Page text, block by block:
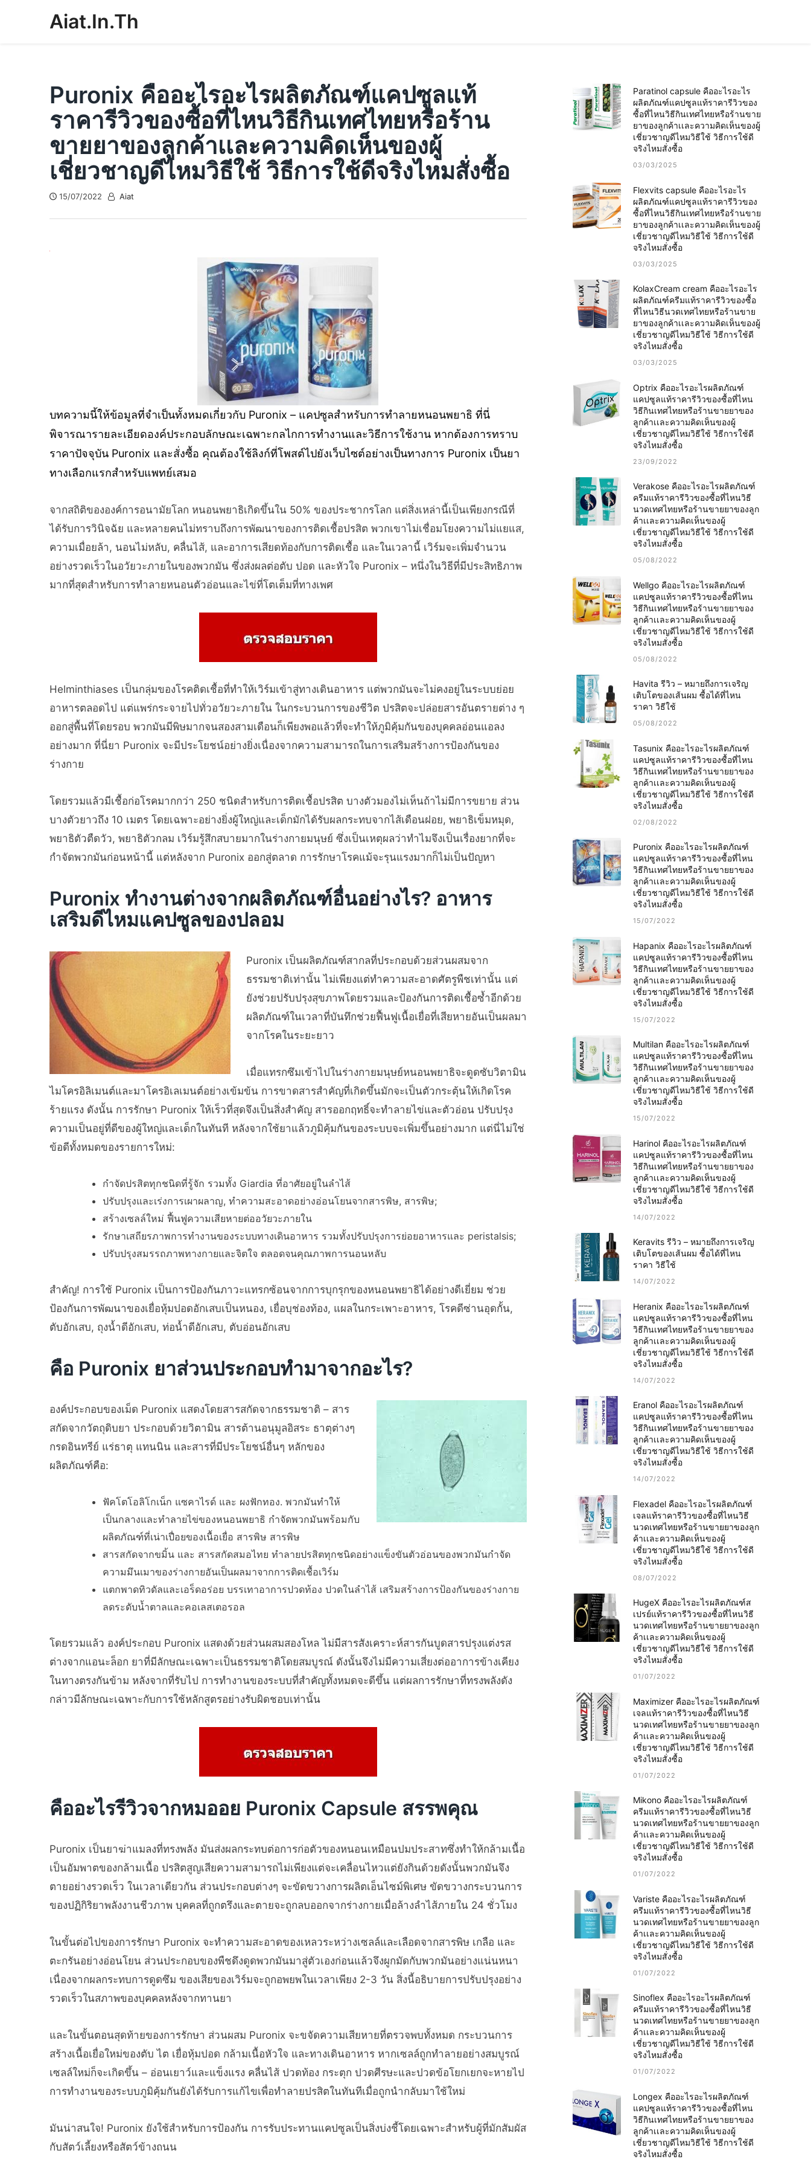
Aiat.in.th
Puronix คืออะไรอะไรผลิตภัณฑ์แคปซูลแท้
ราคารีวิวของซื้อที่ไหนวิธีกินเทศไทยหรือร้าน
ขายยาของลูกค้าเเละความคิดเห็นของผู้
เชี่ยวชาญดีไหมวิธีใช้ วิธีการใช้ดีจริงไหมสั่งซื้อ
15/07/2022 Aiat
บทความนี้ให้ข้อมูลที่จำเป็นทั้งหมดเกี่ยวกับ Puronix – แคปซูลสำหรับการทำลายหนอนพยาธิ ที่นี่
พิจารณารายละเอียดองค์ประกอบลักษณะเฉพาะกลไกการทำงานและวิธีการใช้งาน หากต้องการทราบ
ราคาปัจจุบัน Puronix และสั่งซื้อ คุณต้องใช้ลิงก์ที่โพสต์ไปยังเว็บไซต์อย่างเป็นทางการ Puronix เป็นยา
ทางเลือกแรกสำหรับแพทย์เสมอ
จากสถิติขององค์การอนามัยโลก หนอนพยาธิเกิดขึ้นใน 50% ของประชากรโลก แต่สิ่งเหล่านี้เป็นเพียงกรณีที่
ได้รับการวินิจฉัย และหลายคนไม่ทราบถึงการพัฒนาของการติดเชื้อปรสิต พวกเขาไม่เชื่อมโยงความไม่แยแส,
ความเมื่อยล้า, นอนไม่หลับ, คลื่นไส้, และอาการเสียดท้องกับการติดเชื้อ และในเวลานี้ เวิร์มจะเพิ่มจำนวน
อย่างรวดเร็วในอวัยวะภายในของพวกมัน ซึ่งส่งผลต่อตับ ปอด และหัวใจ Puronix – หนึ่งในวิธีที่มีประสิทธิภาพ
มากที่สุดสำหรับการทำลายหนอนตัวอ่อนและไข่ที่โตเต็มที่ทางเพศ
Helminthiases เป็นกลุ่มของโรคติดเชื้อที่ทำให้เวิร์มเข้าสู่ทางเดินอาหาร แต่พวกมันจะไม่คงอยู่ในระบบย่อย
อาหารตลอดไป แต่แพร่กระจายไปทั่วอวัยวะภายใน ในกระบวนการของชีวิต ปรสิตจะปล่อยสารอันตรายต่าง ๆ
ออกสู่พื้นที่โดยรอบ พวกมันมีพิษมากจนสองสามเดือนก็เพียงพอแล้วที่จะทำให้ภูมิคุ้มกันของบุคคลอ่อนแอลง
อย่างมาก ที่นี่ยา Puronix จะมีประโยชน์อย่างยิ่งเนื่องจากความสามารถในการเสริมสร้างการป้องกันของ
ร่างกาย
โดยรวมแล้วมีเชื้อก่อโรคมากกว่า 250 ชนิดสำหรับการติดเชื้อปรสิต บางตัวมองไม่เห็นถ้าไม่มีการขยาย ส่วน
บางตัวยาวถึง 10 เมตร โดยเฉพาะอย่างยิ่งผู้ใหญ่และเด็กมักได้รับผลกระทบจากไส้เดือนฝอย, พยาธิเข็มหมุด,
พยาธิตัวตืดวัว, พยาธิตัวกลม เวิร์มรู้สึกสบายมากในร่างกายมนุษย์ ซึ่งเป็นเหตุผลว่าทำไมจึงเป็นเรื่องยากที่จะ
กำจัดพวกมันก่อนหน้านี้ แต่หลังจาก Puronix ออกสู่ตลาด การรักษาโรคแม้จะรุนแรงมากก็ไม่เป็นปัญหา
Puronix ทำงานต่างจากผลิตภัณฑ์อื่นอย่างไร? อาหาร
เสริมดีไหมแคปซูลของปลอม
Puronix เป็นผลิตภัณฑ์สากลที่ประกอบด้วยส่วนผสมจาก
ธรรมชาติเท่านั้น ไม่เพียงแต่ทำความสะอาดศัตรูพืชเท่านั้น แต่
ยังช่วยปรับปรุงสุขภาพโดยรวมและป้องกันการติดเชื้อซ้ำอีกด้วย
ผลิตภัณฑ์ในเวลาที่บันทึกช่วยฟื้นฟูเนื้อเยื่อที่เสียหายอันเป็นผลมา
จากโรคในระยะยาว
เมื่อแทรกซึมเข้าไปในร่างกายมนุษย์หนอนพยาธิจะดูดซับวิตามิน
ไมโครอิลิเมนต์และมาโครอิเลเมนต์อย่างเข้มข้น การขาดสารสำคัญที่เกิดขึ้นมักจะเป็นตัวกระตุ้นให้เกิดโรค
ร้ายแรง ดังนั้น การรักษา Puronix ให้เร็วที่สุดจึงเป็นสิ่งสำคัญ สารออกฤทธิ์จะทำลายไข่และตัวอ่อน ปรับปรุง
ความเป็นอยู่ที่ดีของผู้ใหญ่และเด็กในทันที หลังจากใช้ยาแล้วภูมิคุ้มกันของระบบจะเพิ่มขึ้นอย่างมาก แต่นี่ไม่ใช่
ข้อดีทั้งหมดของรายการใหม่:
กำจัดปรสิตทุกชนิดที่รู้จัก รวมทั้ง Giardia ที่อาศัยอยู่ในลำไส้
ปรับปรุงและเร่งการเผาผลาญ, ทำความสะอาดอย่างอ่อนโยนจากสารพิษ, สารพิษ;
สร้างเซลล์ใหม่ ฟื้นฟูความเสียหายต่ออวัยวะภายใน
รักษาเสถียรภาพการทำงานของระบบทางเดินอาหาร รวมทั้งปรับปรุงการย่อยอาหารและ peristalsis;
ปรับปรุงสมรรถภาพทางกายและจิตใจ ตลอดจนคุณภาพการนอนหลับ
สำคัญ! การใช้ Puronix เป็นการป้องกันภาวะแทรกซ้อนจากการบุกรุกของหนอนพยาธิได้อย่างดีเยี่ยม ช่วย
ป้องกันการพัฒนาของเยื่อหุ้มปอดอักเสบเป็นหนอง, เยื่อบุช่องท้อง, แผลในกระเพาะอาหาร, โรคดีซ่านอุดกั้น,
ตับอักเสบ, ถุงน้ำดีอักเสบ, ท่อน้ำดีอักเสบ, ตับอ่อนอักเสบ
คือ Puronix ยาส่วนประกอบทำมาจากอะไร?
องค์ประกอบของเม็ด Puronix แสดงโดยสารสกัดจากธรรมชาติ – สาร
สกัดจากวัตถุดิบยา ประกอบด้วยวิตามิน สารต้านอนุมูลอิสระ ธาตุต่างๆ
กรดอินทรีย์ แร่ธาตุ แทนนิน และสารที่มีประโยชน์อื่นๆ หลักของ
ผลิตภัณฑ์คือ:
ฟัคโตโอลิโกเน็ก แซคาไรด์ และ ผงฟักทอง. พวกมันทำให้
เป็นกลางและทำลายไข่ของหนอนพยาธิ กำจัดพวกมันพร้อมกับ
ผลิตภัณฑ์ที่เน่าเปื่อยของเนื้อเยื่อ สารพิษ สารพิษ
สารสกัดจากขมิ้น และ สารสกัดสมอไทย ทำลายปรสิตทุกชนิดอย่างแข็งขันตัวอ่อนของพวกมันกำจัด
ความมึนเมาของร่างกายอันเป็นผลมาจากการติดเชื้อเวิร์ม
แตกพาดทิวดัลและเอร็ดอร่อย บรรเทาอาการปวดท้อง ปวดในลำไส้ เสริมสร้างการป้องกันของร่างกาย
ลดระดับน้ำตาลและคอเลสเตอรอล
โดยรวมแล้ว องค์ประกอบ Puronix แสดงด้วยส่วนผสมสองโหล ไม่มีสารสังเคราะห์สารกันบูดสารปรุงแต่งรส
ต่างจากแอนะล็อก ยาที่มีลักษณะเฉพาะเป็นธรรมชาติโดยสมบูรณ์ ดังนั้นจึงไม่มีความเสี่ยงต่ออาการข้างเคียง
ในทางตรงกันข้าม หลังจากที่รับไป การทำงานของระบบที่สำคัญทั้งหมดจะดีขึ้น แต่ผลการรักษาที่ทรงพลังดัง
กล่าวมีลักษณะเฉพาะกับการใช้หลักสูตรอย่างรับผิดชอบเท่านั้น
คืออะไรรีวิวจากหมออย Puronix Capsule สรรพคุณ
Puronix เป็นยาฆ่าแมลงที่ทรงพลัง มันส่งผลกระทบต่อการก่อตัวของหนอนเหมือนปมประสาทซึ่งทำให้กล้ามเนื้อ
เป็นอัมพาตของกล้ามเนื้อ ปรสิตสูญเสียความสามารถไม่เพียงแต่จะเคลื่อนไหวแต่ยังกินด้วยดังนั้นพวกมันจึง
ตายอย่างรวดเร็ว ในเวลาเดียวกัน ส่วนประกอบต่างๆ จะขัดขวางการผลิตเอ็นไซม์พิเศษ ขัดขวางกระบวนการ
ของปฏิกิริยาพลังงานชีวภาพ บุคคลที่ถูกตรึงและตายจะถูกลบออกจากร่างกายเมื่อล้างลำไส้ภายใน 24 ชั่วโมง
ในขั้นต่อไปของการรักษา Puronix จะทำความสะอาดของเหลวระหว่างเซลล์และเลือดจากสารพิษ เกลือ และ
ตะกรันอย่างอ่อนโยน ส่วนประกอบของพืชดึงดูดพวกมันมาสู่ตัวเองก่อนแล้วจึงผูกมัดกับพวกมันอย่างแน่นหนา
เนื่องจากผลกระทบการดูดซึม ของเสียของเวิร์มจะถูกอพยพในเวลาเพียง 2-3 วัน สิ่งนี้อธิบายการปรับปรุงอย่าง
รวดเร็วในสภาพของบุคคลหลังจากทานยา
และในขั้นตอนสุดท้ายของการรักษา ส่วนผสม Puronix จะขจัดความเสียหายที่ตรวจพบทั้งหมด กระบวนการ
สร้างเนื้อเยื่อใหม่ของตับ ไต เยื่อหุ้มปอด กล้ามเนื้อหัวใจ และทางเดินอาหาร หากเซลล์ถูกทำลายอย่างสมบูรณ์
เซลล์ใหม่ก็จะเกิดขึ้น – อ่อนเยาว์และแข็งแรง คลื่นไส้ ปวดท้อง กระตุก ปวดศีรษะและปวดข้อโยกเยกจะหายไป
การทำงานของระบบภูมิคุ้มกันยังได้รับการแก้ไขเพื่อทำลายปรสิตในทันทีเมื่อถูกนำกลับมาใช้ใหม่
มันน่าสนใจ! Puronix ยังใช้สำหรับการป้องกัน การรับประทานแคปซูลเป็นสิ่งบ่งชี้โดยเฉพาะสำหรับผู้ที่มักสัมผัส
กับสัตว์เลี้ยงหรือสัตว์ข้างถนน
Paratinol capsule คืออะไรอะไร
ผลิตภัณฑ์แคปซูลแท้ราคารีวิวของ
ซื้อที่ไหนวิธีกินเทศไทยหรือร้านขาย
ยาของลูกค้าเเละความคิดเห็นของผู้
เชี่ยวชาญดีไหมวิธีใช้ วิธีการใช้ดี
จริงไหมสั่งซื้อ
03/03/2025
Flexvits capsule คืออะไรอะไร
ผลิตภัณฑ์แคปซูลแท้ราคารีวิวของ
ซื้อที่ไหนวิธีกินเทศไทยหรือร้านขาย
ยาของลูกค้าเเละความคิดเห็นของผู้
เชี่ยวชาญดีไหมวิธีใช้ วิธีการใช้ดี
จริงไหมสั่งซื้อ
03/03/2025
KolaxCream cream คืออะไรอะไร
ผลิตภัณฑ์ครีมแท้ราคารีวิวของซื้อ
ที่ไหนวิธีนวดเทศไทยหรือร้านขาย
ยาของลูกค้าเเละความคิดเห็นของผู้
เชี่ยวชาญดีไหมวิธีใช้ วิธีการใช้ดี
จริงไหมสั่งซื้อ
03/03/2025
Optrix คืออะไรอะไรผลิตภัณฑ์
แคปซูลแท้ราคารีวิวของซื้อที่ไหน
วิธีกินเทศไทยหรือร้านขายยาของ
ลูกค้าเเละความคิดเห็นของผู้
เชี่ยวชาญดีไหมวิธีใช้ วิธีการใช้ดี
จริงไหมสั่งซื้อ
23/09/2022
Verakose คืออะไรอะไรผลิตภัณฑ์
ครีมแท้ราคารีวิวของซื้อที่ไหนวิธี
นวดเทศไทยหรือร้านขายยาของลูก
ค้าเเละความคิดเห็นของผู้
เชี่ยวชาญดีไหมวิธีใช้ วิธีการใช้ดี
จริงไหมสั่งซื้อ
05/08/2022
Wellgo คืออะไรอะไรผลิตภัณฑ์
แคปซูลแท้ราคารีวิวของซื้อที่ไหน
วิธีกินเทศไทยหรือร้านขายยาของ
ลูกค้าเเละความคิดเห็นของผู้
เชี่ยวชาญดีไหมวิธีใช้ วิธีการใช้ดี
จริงไหมสั่งซื้อ
05/08/2022
Havita รีวิว – หมายถึงการเจริญ
เติบโตของเส้นผม ซื้อได้ที่ไหน
ราคา วิธีใช้
05/08/2022
Tasunix คืออะไรอะไรผลิตภัณฑ์
แคปซูลแท้ราคารีวิวของซื้อที่ไหน
วิธีกินเทศไทยหรือร้านขายยาของ
ลูกค้าเเละความคิดเห็นของผู้
เชี่ยวชาญดีไหมวิธีใช้ วิธีการใช้ดี
จริงไหมสั่งซื้อ
02/08/2022
Puronix คืออะไรอะไรผลิตภัณฑ์
แคปซูลแท้ราคารีวิวของซื้อที่ไหน
วิธีกินเทศไทยหรือร้านขายยาของ
ลูกค้าเเละความคิดเห็นของผู้
เชี่ยวชาญดีไหมวิธีใช้ วิธีการใช้ดี
จริงไหมสั่งซื้อ
15/07/2022
Hapanix คืออะไรอะไรผลิตภัณฑ์
แคปซูลแท้ราคารีวิวของซื้อที่ไหน
วิธีกินเทศไทยหรือร้านขายยาของ
ลูกค้าเเละความคิดเห็นของผู้
เชี่ยวชาญดีไหมวิธีใช้ วิธีการใช้ดี
จริงไหมสั่งซื้อ
15/07/2022
Multilan คืออะไรอะไรผลิตภัณฑ์
แคปซูลแท้ราคารีวิวของซื้อที่ไหน
วิธีกินเทศไทยหรือร้านขายยาของ
ลูกค้าเเละความคิดเห็นของผู้
เชี่ยวชาญดีไหมวิธีใช้ วิธีการใช้ดี
จริงไหมสั่งซื้อ
15/07/2022
Harinol คืออะไรอะไรผลิตภัณฑ์
แคปซูลแท้ราคารีวิวของซื้อที่ไหน
วิธีกินเทศไทยหรือร้านขายยาของ
ลูกค้าเเละความคิดเห็นของผู้
เชี่ยวชาญดีไหมวิธีใช้ วิธีการใช้ดี
จริงไหมสั่งซื้อ
14/07/2022
Keravits รีวิว – หมายถึงการเจริญ
เติบโตของเส้นผม ซื้อได้ที่ไหน
ราคา วิธีใช้
14/07/2022
Heranix คืออะไรอะไรผลิตภัณฑ์
แคปซูลแท้ราคารีวิวของซื้อที่ไหน
วิธีกินเทศไทยหรือร้านขายยาของ
ลูกค้าเเละความคิดเห็นของผู้
เชี่ยวชาญดีไหมวิธีใช้ วิธีการใช้ดี
จริงไหมสั่งซื้อ
14/07/2022
Eranol คืออะไรอะไรผลิตภัณฑ์
แคปซูลแท้ราคารีวิวของซื้อที่ไหน
วิธีกินเทศไทยหรือร้านขายยาของ
ลูกค้าเเละความคิดเห็นของผู้
เชี่ยวชาญดีไหมวิธีใช้ วิธีการใช้ดี
จริงไหมสั่งซื้อ
14/07/2022
Flexadel คืออะไรอะไรผลิตภัณฑ์
เจลแท้ราคารีวิวของซื้อที่ไหนวิธี
นวดเทศไทยหรือร้านขายยาของลูก
ค้าเเละความคิดเห็นของผู้
เชี่ยวชาญดีไหมวิธีใช้ วิธีการใช้ดี
จริงไหมสั่งซื้อ
08/07/2022
HugeX คืออะไรอะไรผลิตภัณฑ์ส
เปรย์แท้ราคารีวิวของซื้อที่ไหนวิธี
นวดเทศไทยหรือร้านขายยาของลูก
ค้าเเละความคิดเห็นของผู้
เชี่ยวชาญดีไหมวิธีใช้ วิธีการใช้ดี
จริงไหมสั่งซื้อ
01/07/2022
Maximizer คืออะไรอะไรผลิตภัณฑ์
เจลแท้ราคารีวิวของซื้อที่ไหนวิธี
นวดเทศไทยหรือร้านขายยาของลูก
ค้าเเละความคิดเห็นของผู้
เชี่ยวชาญดีไหมวิธีใช้ วิธีการใช้ดี
จริงไหมสั่งซื้อ
01/07/2022
Mikono คืออะไรอะไรผลิตภัณฑ์
ครีมแท้ราคารีวิวของซื้อที่ไหนวิธี
นวดเทศไทยหรือร้านขายยาของลูก
ค้าเเละความคิดเห็นของผู้
เชี่ยวชาญดีไหมวิธีใช้ วิธีการใช้ดี
จริงไหมสั่งซื้อ
01/07/2022
Variste คืออะไรอะไรผลิตภัณฑ์
ครีมแท้ราคารีวิวของซื้อที่ไหนวิธี
นวดเทศไทยหรือร้านขายยาของลูก
ค้าเเละความคิดเห็นของผู้
เชี่ยวชาญดีไหมวิธีใช้ วิธีการใช้ดี
จริงไหมสั่งซื้อ
01/07/2022
Sinoflex คืออะไรอะไรผลิตภัณฑ์
ครีมแท้ราคารีวิวของซื้อที่ไหนวิธี
นวดเทศไทยหรือร้านขายยาของลูก
ค้าเเละความคิดเห็นของผู้
เชี่ยวชาญดีไหมวิธีใช้ วิธีการใช้ดี
จริงไหมสั่งซื้อ
01/07/2022
Longex คืออะไรอะไรผลิตภัณฑ์
แคปซูลแท้ราคารีวิวของซื้อที่ไหน
วิธีกินเทศไทยหรือร้านขายยาของ
ลูกค้าเเละความคิดเห็นของผู้
เชี่ยวชาญดีไหมวิธีใช้ วิธีการใช้ดี
จริงไหมสั่งซื้อ